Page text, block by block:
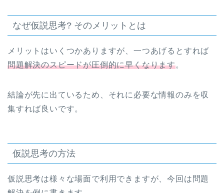
なぜ仮説思考? そのメリットとは
メリットはいくつかありますが、一つあげるとすれば
問題解決のスピードが圧倒的に早くなります。
結論が先に出ているため、それに必要な情報のみを収
集すれば良いです。
仮説思考の方法
仮説思考は様々な場面で利用できますが、今回は問題